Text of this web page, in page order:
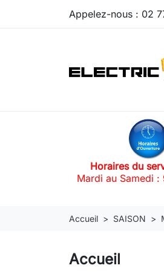
Appelez-nous : 02
Horaires du
Mardi au Samedi :
Accueil SAISON
Accueil